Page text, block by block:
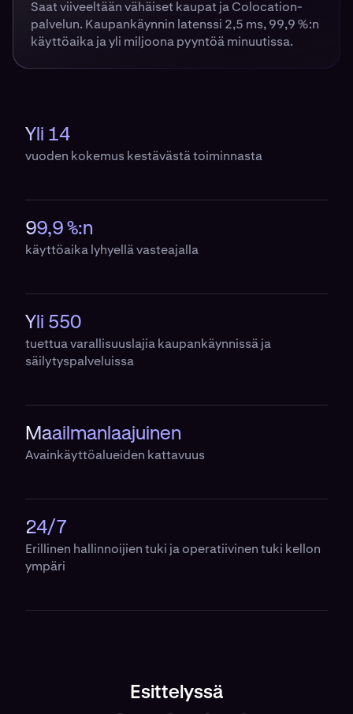
Saat viiveeltään vähäiset kaupat ja Colocation-
palvelun. Kaupankäynnin latenssi 2,5 ms, 99,9 %:n
käyttöaika ja yli miljoona pyyntöä minuutissa.
Yli 14
vuoden kokemus kestävästä toiminnasta
99,9 %:n
käyttöaika lyhyellä vasteajalla
Yli 550
tuettua varallisuuslajia kaupankäynnissä ja
säilytyspalveluissa
Maailmanlaajuinen
Avainkäyttöalueiden kattavuus
24/7
Erillinen hallinnoijien tuki ja operatiivinen tuki kellon
ympäri
Esittelyssä